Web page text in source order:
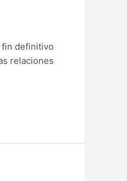
fin definitivo
relaciones